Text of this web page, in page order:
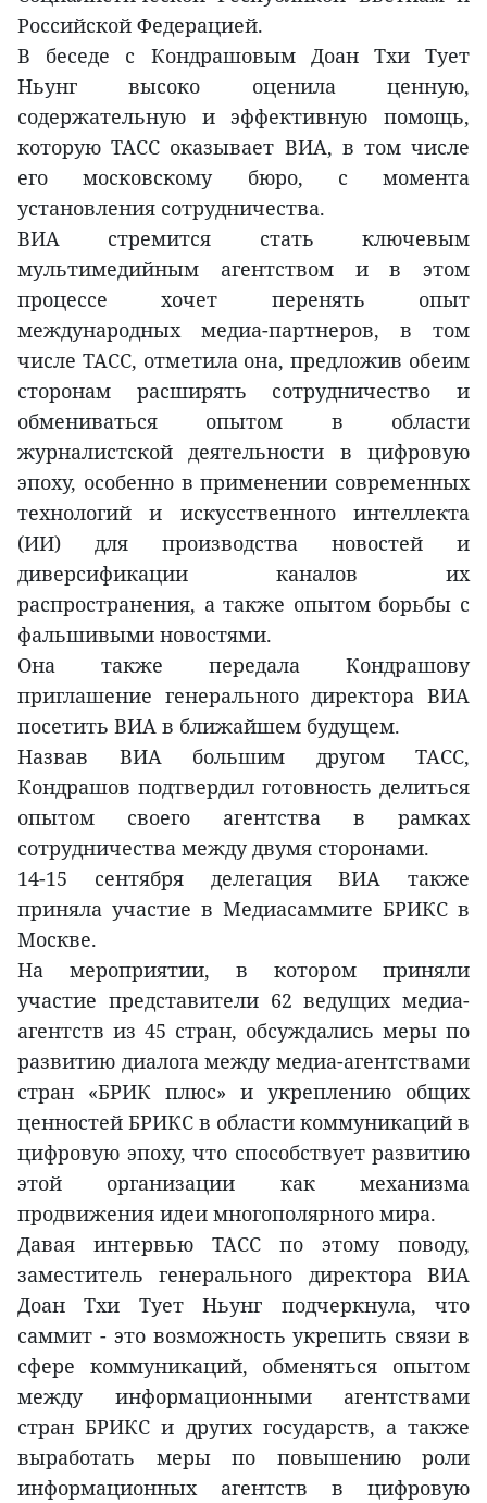
Российской Федерацией.
В беседе с Кондрашовым Доан Тхи Тует
Ньунг высоко оценила ценную,
содержательную и эффективную помощь,
которую ТАСС оказывает ВИА, в том числе
его московскому бюро, с момента
установления сотрудничества.
ВИА стремится стать ключевым
мультимедийным агентством и в этом
процессе хочет перенять опыт
международных медиа-партнеров, в том
числе ТАСС, отметила она, предложив обеим
сторонам расширять сотрудничество и
обмениваться опытом в области
журналистской деятельности в цифровую
эпоху, особенно в применении современных
технологий и искусственного интеллекта
(ИИ) для производства новостей и
диверсификации каналов их
распространения, а также опытом борьбы с
фальшивыми новостями.
Она также передала Кондрашову
приглашение генерального директора ВИА
посетить ВИА в ближайшем будущем.
Назвав ВИА большим другом ТАСС,
Кондрашов подтвердил готовность делиться
опытом своего агентства в рамках
сотрудничества между двумя сторонами.
14-15 сентября делегация ВИА также
приняла участие в Медиасаммите БРИКС в
Москве.
На мероприятии, в котором приняли
участие представители 62 ведущих медиа-
агентств из 45 стран, обсуждались меры по
развитию диалога между медиа-агентствами
стран «БРИК плюс» и укреплению общих
ценностей БРИКС в области коммуникаций в
цифровую эпоху, что способствует развитию
этой организации как механизма
продвижения идеи многополярного мира.
Давая интервью ТАСС по этому поводу,
заместитель генерального директора ВИA
Доан Тхи Тует Ньунг подчеркнула, что
саммит - это возможность укрепить связи в
сфере коммуникаций, обменяться опытом
между информационными агентствами
стран БРИКС и других государств, а также
выработать меры по повышению роли
информационных агентств в цифровую